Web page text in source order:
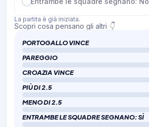
La partita è già iniziata.
Scopri cosa pensano gli altri 👇
PORTOGALLO VINCE
PAREGGIO
CROAZIA VINCE
PIÙ DI 2.5
MENO DI 2.5
ENTRAMBE LE SQUADRE SEGNANO: SÌ